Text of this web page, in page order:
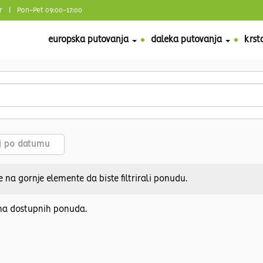
| Pon-Pet 09:00-17:00
europska putovanja daleka putovanja
datumu
na gornje elemente da biste filtrirali ponudu.
dostupnih ponuda.